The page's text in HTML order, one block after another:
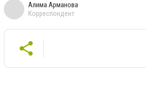
Алима Арманова
Корреспондент